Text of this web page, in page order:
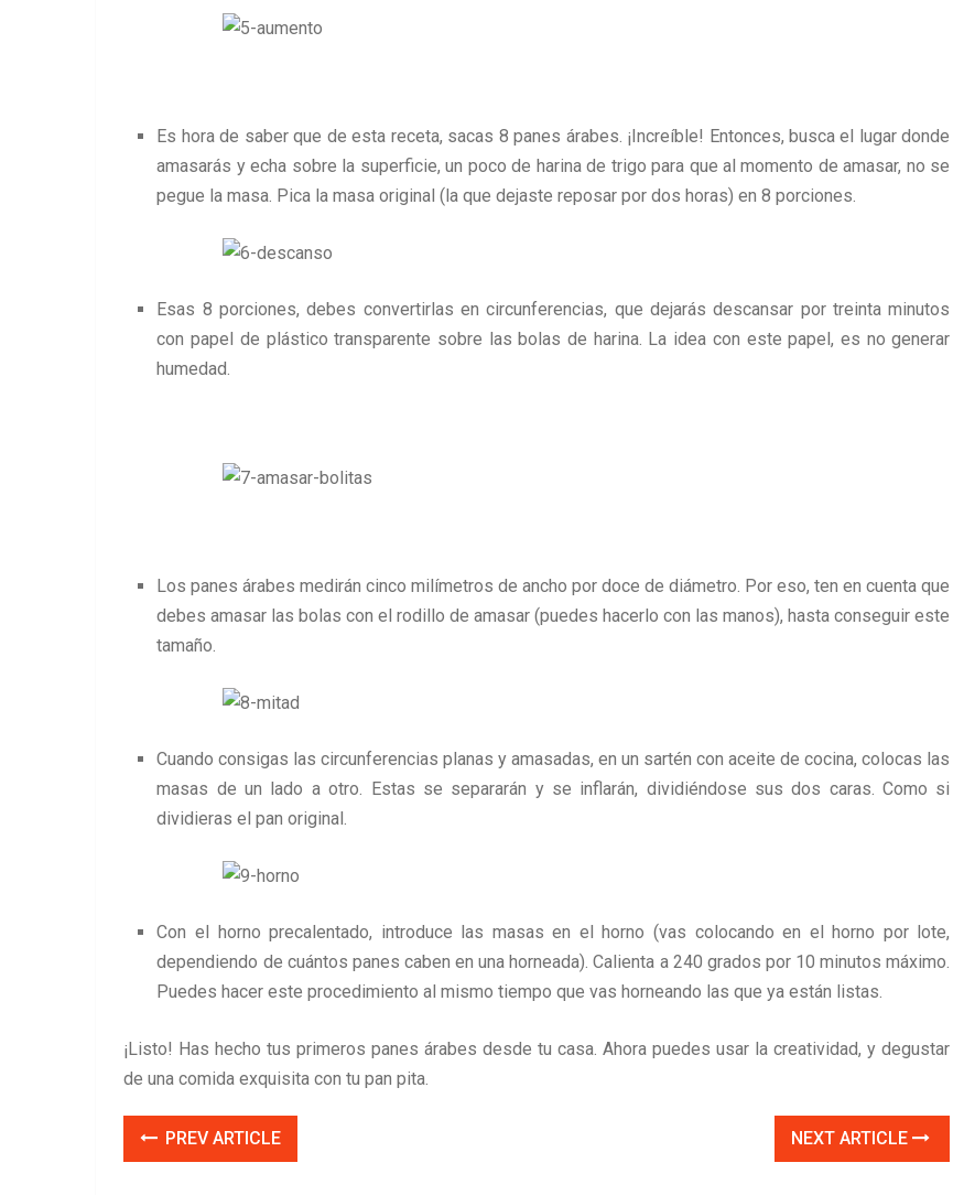
Es hora de saber que de esta receta, sacas 8 panes árabes. ¡Increíble! Entonces, busca el lugar donde
amasarás y echa sobre la superficie, un poco de harina de trigo para que al momento de amasar, no se
pegue la masa. Pica la masa original (la que dejaste reposar por dos horas) en 8 porciones.
Esas 8 porciones, debes convertirlas en circunferencias, que dejarás descansar por treinta minutos
con papel de plástico transparente sobre las bolas de harina. La idea con este papel, es no generar
humedad.
Los panes árabes medirán cinco milímetros de ancho por doce de diámetro. Por eso, ten en cuenta que
debes amasar las bolas con el rodillo de amasar (puedes hacerlo con las manos), hasta conseguir este
tamaño.
Cuando consigas las circunferencias planas y amasadas, en un sartén con aceite de cocina, colocas las
masas de un lado a otro. Estas se separarán y se inflarán, dividiéndose sus dos caras. Como si
dividieras el pan original.
Con el horno precalentado, introduce las masas en el horno (vas colocando en el horno por lote,
dependiendo de cuántos panes caben en una horneada). Calienta a 240 grados por 10 minutos máximo.
Puedes hacer este procedimiento al mismo tiempo que vas horneando las que ya están listas.
¡Listo! Has hecho tus primeros panes árabes desde tu casa. Ahora puedes usar la creatividad, y degustar
de una comida exquisita con tu pan pita.
PREV ARTICLE NEXT ARTICLE